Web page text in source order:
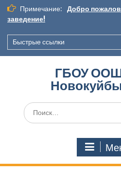
Перейти
содержимому
Примечание:
Добро
заведение!
Быстрые ссылки
ГБОУ
Искать: